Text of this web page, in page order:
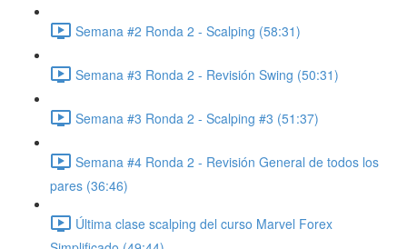
Semana #2 Ronda 2 - Scalping (58:31)
Semana #3 Ronda 2 - Revisión Swing (50:31)
Semana #3 Ronda 2 - Scalping #3 (51:37)
Semana #4 Ronda 2 - Revisión General de todos los
pares (36:46)
Última clase scalping del curso Marvel Forex